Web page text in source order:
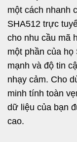
một cách nhanh
SHA512 trực
cho nhu cầu mã
một phần của
mạnh và độ tin
nhạy cảm. Cho
minh tính toàn
dữ liệu của bạn
cao.